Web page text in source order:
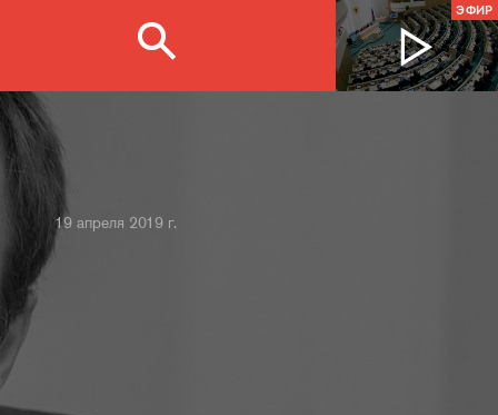
ЭФИР
19 апреля 2019 г.